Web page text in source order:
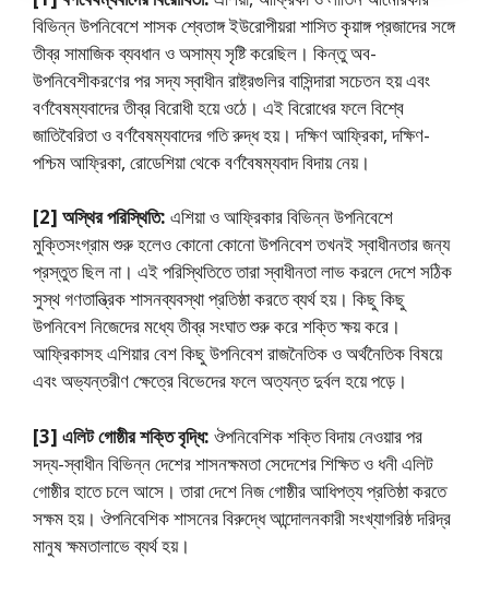
বিভিন্ন উপনিবেশে শাসক শ্বেতাঙ্গ ইউরােপীয়রা শাসিত কৃয়াঙ্গ প্রজাদের সঙ্গে
তীব্র সামাজিক ব্যবধান ও অসাম্য সৃষ্টি করেছিল। কিন্তু অব-
উপনিবেশীকরণের পর সদ্য স্বাধীন রাষ্ট্রগুলির বাসিন্দারা সচেতন হয় এবং
বর্ণবৈষম্যবাদের তীব্র বিরােধী হয়ে ওঠে। এই বিরােধের ফলে বিশ্বে
জাতিবৈরিতা ও বর্ণবৈষম্যবাদের গতি রুদ্ধ হয়। দক্ষিণ আফ্রিকা, দক্ষিণ-
পশ্চিম আফ্রিকা, রােডেশিয়া থেকে বর্ণবৈষম্যবাদ বিদায় নেয়।
[2] অস্থির পরিস্থিতি: এশিয়া ও আফ্রিকার বিভিন্ন উপনিবেশে
মুক্তিসংগ্রাম শুরু হলেও কোনাে কোনাে উপনিবেশ তখনই স্বাধীনতার জন্য
প্রস্তুত ছিল না। এই পরিস্থিতিতে তারা স্বাধীনতা লাভ করলে দেশে সঠিক
সুস্থ গণতান্ত্রিক শাসনব্যবস্থা প্রতিষ্ঠা করতে ব্যর্থ হয়। কিছু কিছু
উপনিবেশ নিজেদের মধ্যে তীব্র সংঘাত শুরু করে শক্তি ক্ষয় করে।
আফ্রিকাসহ এশিয়ার বেশ কিছু উপনিবেশ রাজনৈতিক ও অর্থনৈতিক বিষয়ে
এবং অভ্যন্তরীণ ক্ষেত্রে বিভেদের ফলে অত্যন্ত দুর্বল হয়ে পড়ে।
[3] এলিট গােষ্ঠীর শক্তি বৃদ্ধি: ঔপনিবেশিক শক্তি বিদায় নেওয়ার পর
সদ্য-স্বাধীন বিভিন্ন দেশের শাসনক্ষমতা সেদেশের শিক্ষিত ও ধনী এলিট
গােষ্ঠীর হাতে চলে আসে। তারা দেশে নিজ গােষ্ঠীর আধিপত্য প্রতিষ্ঠা করতে
সক্ষম হয়। ঔপনিবেশিক শাসনের বিরুদ্ধে আন্দোলনকারী সংখ্যাগরিষ্ঠ দরিদ্র
মানুষ ক্ষমতালাভে ব্যর্থ হয়।